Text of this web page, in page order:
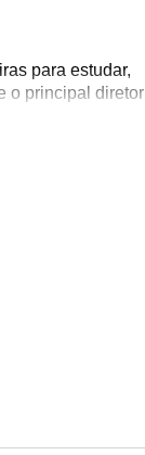
para estudar,
o principal diretor